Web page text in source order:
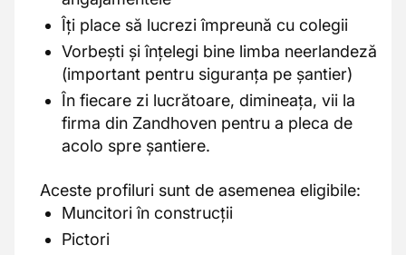
Îți place să lucrezi împreună cu colegii
Vorbești și înțelegi bine limba neerlandeză
(important pentru siguranța pe șantier)
În fiecare zi lucrătoare, dimineața, vii la
firma din Zandhoven pentru a pleca de
acolo spre șantiere.
Aceste profiluri sunt de asemenea eligibile:
Muncitori în construcții
Pictori